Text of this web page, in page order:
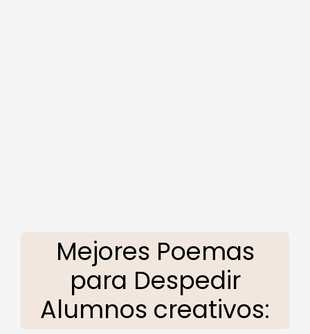
Mejores Poemas
para Despedir
Alumnos creativos: